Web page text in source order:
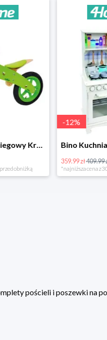
Bino Rowerek biegowy Krecik
obniżką
-12%
359.99 zł409.99
*najniższa cena z
pościeli i poszewki na